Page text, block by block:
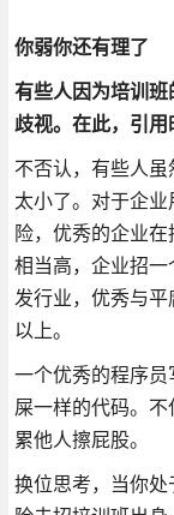
你弱你还有理了
有些人因为培训
歧视。在此，引用
不否认，有些人
太小了。对于企
险，优秀的企业
相当高，企业招
发行业，优秀与
以上。
一个优秀的程序
屎一样的代码。
累他人擦屁股。
换位思考，当你